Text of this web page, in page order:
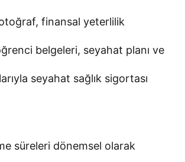
finansal yeterlilik
belgeleri, seyahat planı ve
seyahat sağlık sigortası
süreleri dönemsel olarak